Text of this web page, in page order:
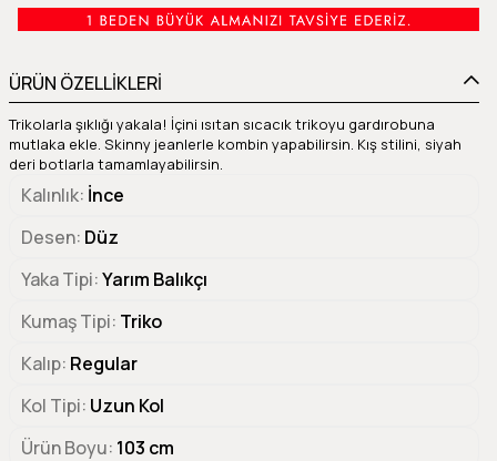
ÜRÜN ÖZELLİKLERİ
Trikolarla şıklığı yakala! İçini ısıtan sıcacık trikoyu gardırobuna
mutlaka ekle. Skinny jeanlerle kombin yapabilirsin. Kış stilini, siyah
deri botlarla tamamlayabilirsin.
Kalınlık İnce
Desen Düz
Yaka Tipi Yarım Balıkçı
Kumaş Tipi Triko
Kalıp Regular
Kol Tipi Uzun Kol
Ürün Boyu 103 cm